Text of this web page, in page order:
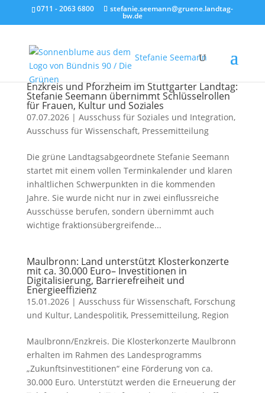
0711 - 2063 6800 stefanie.seemann@gruene.landtag-
bw.de
Stefanie Seemann
Enzkreis und Pforzheim im Stuttgarter Landtag:
Stefanie Seemann übernimmt Schlüsselrollen
für Frauen, Kultur und Soziales
07.07.2026| Ausschuss für Soziales und Integration,
Ausschuss für Wissenschaft, Pressemitteilung
Die grüne Landtagsabgeordnete Stefanie Seemann
startet mit einem vollen Terminkalender und klaren
inhaltlichen Schwerpunkten in die kommenden
Jahre. Sie wurde nicht nur in zwei einflussreiche
Ausschüsse berufen, sondern übernimmt auch
wichtige fraktionsübergreifende...
Maulbronn: Land unterstützt Klosterkonzerte
mit ca. 30.000 Euro– Investitionen in
Digitalisierung, Barrierefreiheit und
Energieeffizienz
15.01.2026| Ausschuss für Wissenschaft, Forschung
und Kultur, Landespolitik, Pressemitteilung, Region
Maulbronn/Enzkreis. Die Klosterkonzerte Maulbronn
erhalten im Rahmen des Landesprogramms
„Zukunftsinvestitionen“ eine Förderung von ca.
30.000 Euro. Unterstützt werden die Erneuerung der